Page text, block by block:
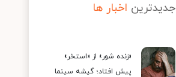
جدیدترین اخبار ها
«زنده شور» از «استخر»
پیش افتاد؛ گیشه سینما